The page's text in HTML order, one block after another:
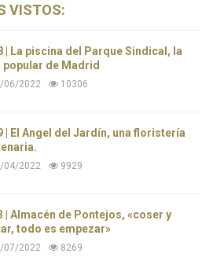
VISTOS:
| La piscina del Parque Sindical, la
popular de Madrid
06/2022 10306
| El Ángel del Jardín, una floristería
04/2022 9929
| Almacén de Pontejos, «coser y
todo es empezar»
07/2022 8269